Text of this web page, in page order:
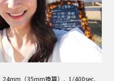
（35mm換算）, 1/400sec,